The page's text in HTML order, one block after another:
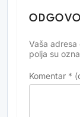
Vaša
polja su
Komentar *
Alternative: